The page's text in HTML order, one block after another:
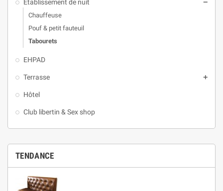
Etablissement de nuit remove
Chauffeuse
Pouf & petit fauteuil
Tabourets
EHPAD
Terrasse add
Hôtel
Club libertin & Sex shop
TENDANCE